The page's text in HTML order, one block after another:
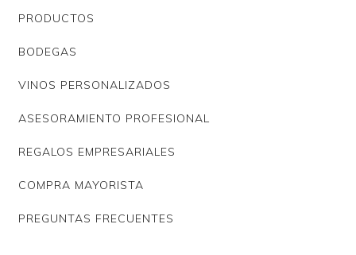
PRODUCTOS
BODEGAS
VINOS PERSONALIZADOS
ASESORAMIENTO PROFESIONAL
REGALOS EMPRESARIALES
COMPRA MAYORISTA
PREGUNTAS FRECUENTES